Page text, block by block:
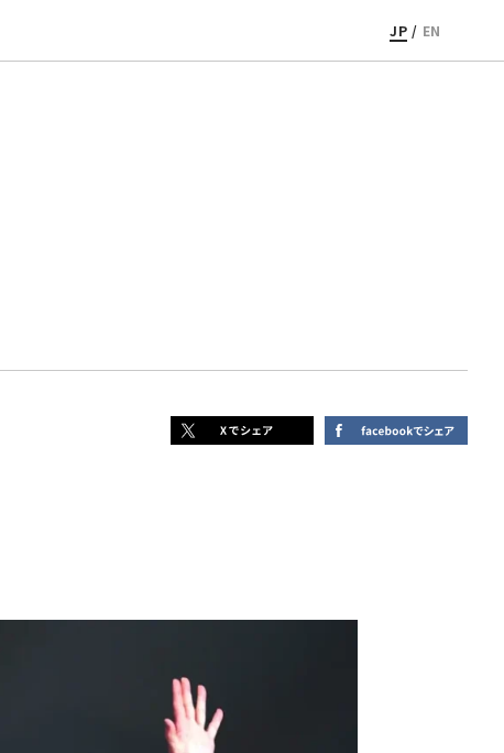
JP / EN